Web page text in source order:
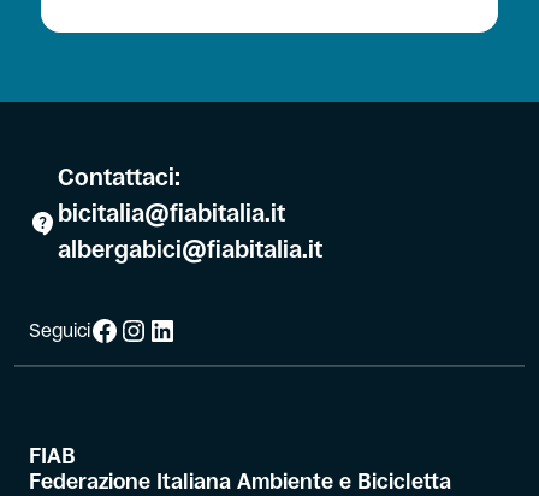
Contattaci:
bicitalia@fiabitalia.it
albergabici@fiabitalia.it
SeguiciFacebook
Instagram
LinkedIn
FIAB
Federazione Italiana Ambiente e Bicicletta